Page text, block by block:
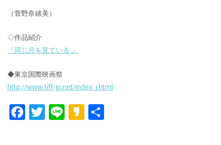
（菅野奈緒美）
◇作品紹介
『同じ月を見ている 』
◆東京国際映画祭
http://www.tiff-jp.net/index_j.html
F T Li K